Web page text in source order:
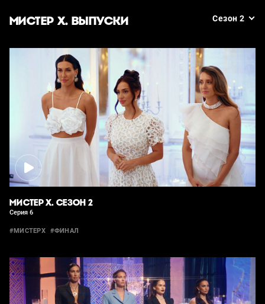
МИСТЕР Х. ВЫПУСКИ Сезон 2
МИСТЕР Х. СЕЗОН 2
Серия 6
#МИСТЕРХ #ФИНАЛ